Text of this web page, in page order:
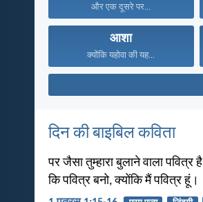
और एक दूसरे पर...
आशा
क्योंकि यहोवा की यह...
दिन की बाइबिल कविता
पर जैसा तुम्हारा बुलाने वाला
कि पवित्र बनो, क्योंकि मैं पवित्र हूं।